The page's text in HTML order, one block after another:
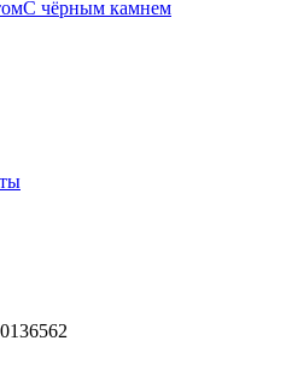
С чёрным камнем